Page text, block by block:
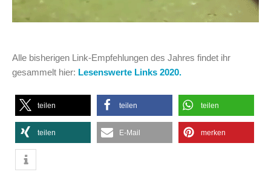
Alle bisherigen Link-Empfehlungen des Jahres findet ihr
gesammelt hier: Lesenswerte Links 2020.
teilen teilen teilen
teilen E-Mail merken